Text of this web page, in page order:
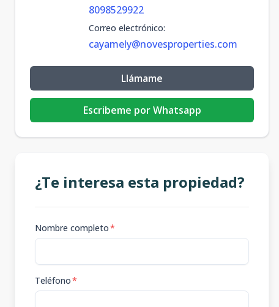
8098529922
Correo electrónico:
cayamely@novesproperties.com
Llámame
Escribeme por Whatsapp
¿Te interesa esta propiedad?
Nombre completo*
Teléfono*